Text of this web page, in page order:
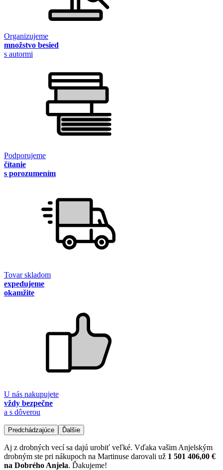
Organizujeme
množstvo besied
s autormi
Podporujeme
čítanie
s porozumením
Tovar skladom
expedujeme
okamžite
U nás nakupujete
vždy bezpečne
a s dôverou
Predchádzajúce Ďalšie
Aj z drobných vecí sa dajú urobiť veľké. Vďaka vašim Anjelským
drobným ste pri nákupoch na Martinuse darovali už 1 501 406,00 €
na Dobrého Anjela. Ďakujeme!